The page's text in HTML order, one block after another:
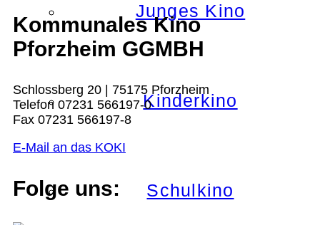
Junges Kino
Kinderkino
Schulkino
Kommunales Kino
Pforzheim GGMBH
Schlossberg 20 | 75175 Pforzheim
Telefon 07231 566197-0
Fax 07231 566197-8
E-Mail an das KOKI
Folge uns: